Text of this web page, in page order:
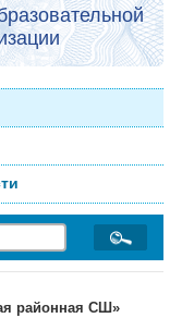
районная СШ»